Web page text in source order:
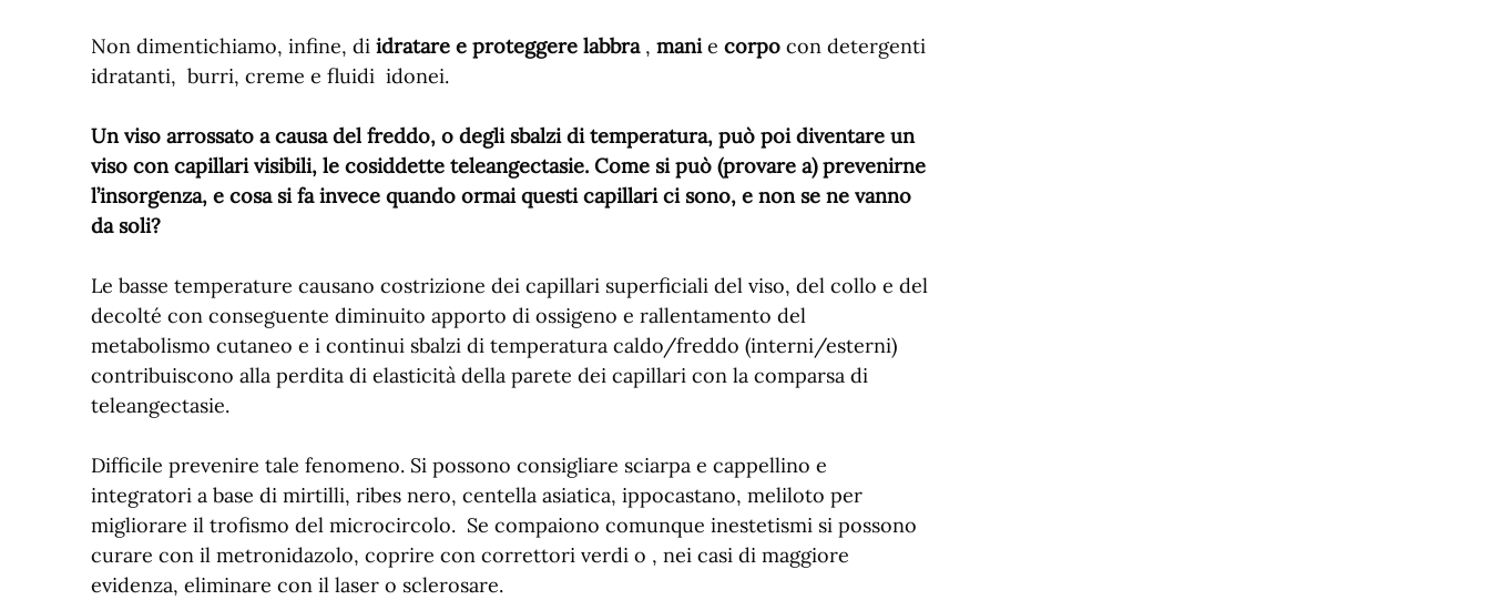
Non dimentichiamo, infine, di idratare e proteggere labbra, manie corpo con detergenti
idratanti, burri, creme e fluidi idonei.
Un viso arrossato a causa del freddo, o degli sbalzi di temperatura, può poi diventare un
viso con capillari visibili, le cosiddette teleangectasie. Come si può (provare a) prevenirne
l’insorgenza, e cosa si fa invece quando ormai questi capillari ci sono, e non se ne vanno
da soli?
Le basse temperature causano costrizione dei capillari superficiali del viso, del collo e del
decolté con conseguente diminuito apporto di ossigeno e rallentamento del
metabolismo cutaneo e i continui sbalzi di temperatura caldo/freddo (interni/esterni)
contribuiscono alla perdita di elasticità della parete dei capillari con la comparsa di
teleangectasie.
Difficile prevenire tale fenomeno. Si possono consigliare sciarpa e cappellino e
integratori a base di mirtilli, ribes nero, centella asiatica, ippocastano, meliloto per
migliorare il trofismo del microcircolo. Se compaiono comunque inestetismi si possono
curare con il metronidazolo, coprire con correttori verdi o , nei casi di maggiore
evidenza, eliminare con il laser o sclerosare.